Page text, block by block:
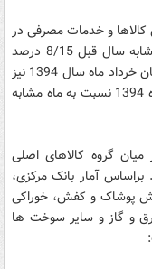
و خدمات مصرفی در
12ماه منتهی به بهمن 1393 نسبت به مدت مشابه سال قبل 8/15 درصد
افزایش داشته است و همین روند افزایشی تا پایان خرداد ماه سال 1394 نیز
ادامه داشته است، به طوری که در اردیبهشت ماه 1394 نسبت به ماه مشابه
گروه کالاهای اصلی
آمار بانک مرکزی،
پوشاک و کفش، خوراکی
و گاز و سایر سوخت ها